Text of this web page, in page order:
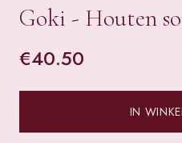
Goki - Houten
€40.50
IN